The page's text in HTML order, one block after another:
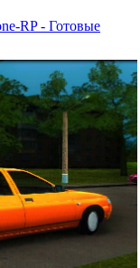
RP - Готовые